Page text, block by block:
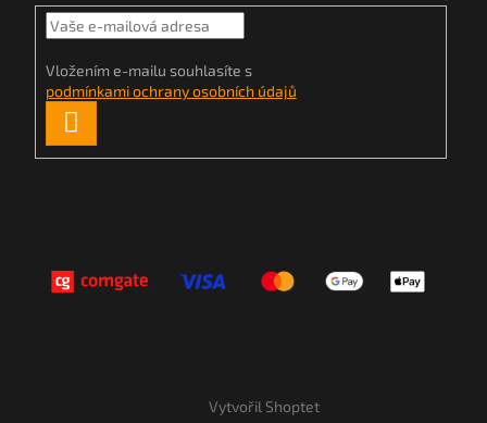
Vložením e-mailu souhlasíte s
podmínkami ochrany osobních údajů
SE
Vytvořil Shoptet